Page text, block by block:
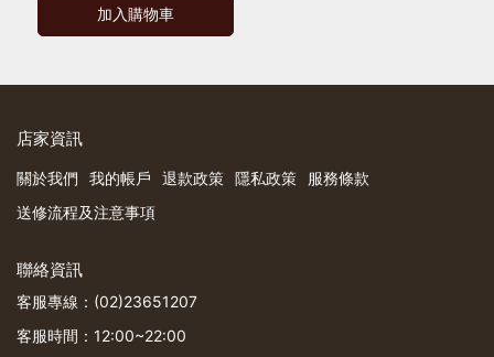
加入購物車
店家資訊
關於我們 我的帳戶 退款政策 隱私政策
服務條款
送修流程及注意事項
聯絡資訊
客服專線：(02)23651207
客服時間：12:00~22:00